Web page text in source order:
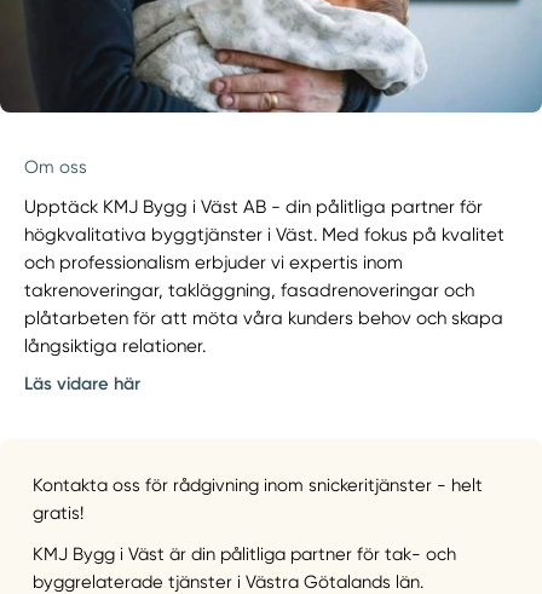
Om oss
Upptäck KMJ Bygg i Väst AB - din pålitliga partner för
högkvalitativa byggtjänster i Väst. Med fokus på kvalitet
och professionalism erbjuder vi expertis inom
takrenoveringar, takläggning, fasadrenoveringar och
plåtarbeten för att möta våra kunders behov och skapa
långsiktiga relationer.
Läs vidare här
Kontakta oss för rådgivning inom snickeritjänster - helt
gratis!
KMJ Bygg i Väst är din pålitliga partner för tak- och
byggrelaterade tjänster i Västra Götalands län.